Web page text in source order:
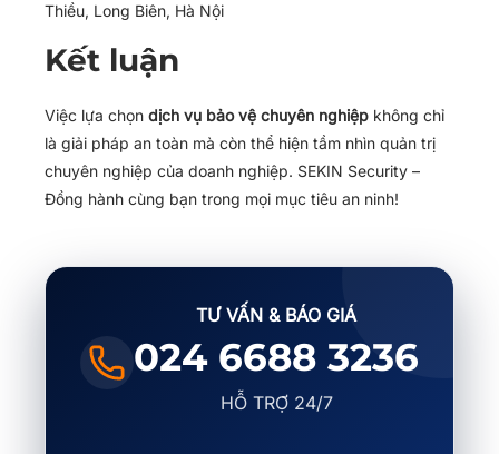
Thiều, Long Biên, Hà Nội
Kết luận
Việc lựa chọn dịch vụ bảo vệ chuyên nghiệp không chỉ
là giải pháp an toàn mà còn thể hiện tầm nhìn quản trị
chuyên nghiệp của doanh nghiệp. SEKIN Security –
Đồng hành cùng bạn trong mọi mục tiêu an ninh!
TƯ VẤN & BÁO GIÁ
024 6688 3236
HỖ TRỢ 24/7